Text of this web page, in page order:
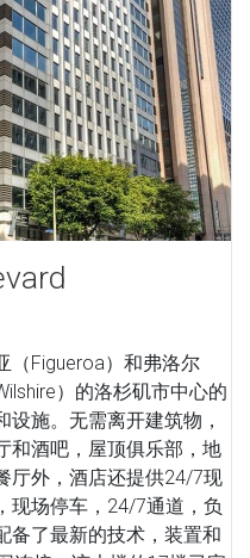
（Figueroa）和弗洛尔
）的洛杉矶市中心的
施。无需离开建筑物，
和酒吧，屋顶俱乐部，地
厅外，酒店还提供24/7现
现场停车，24/7通道，负
备了最新的技术，装置和